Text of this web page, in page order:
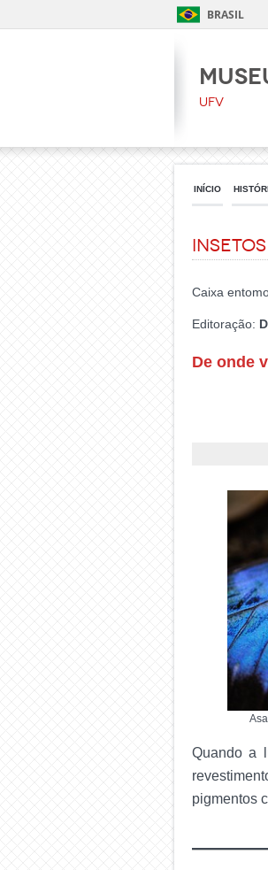
BRASIL
UFV
INÍCIO
Caixa
Editoração:
De onde
Quando a
pigmentos